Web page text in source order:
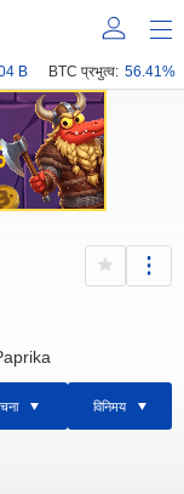
B BTC प्रभुत्व: 56.41%
विनिमय